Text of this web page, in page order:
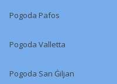
Pogoda Pafos
Pogoda Valletta
Pogoda San Ġiljan